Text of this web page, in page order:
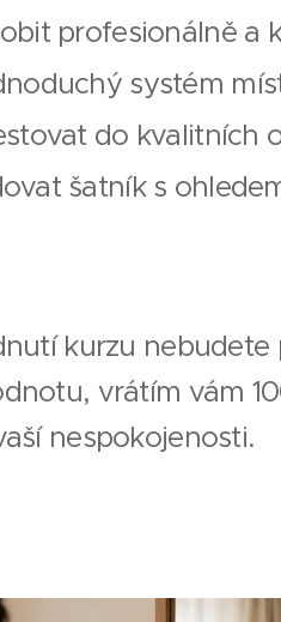
profesionálně a
systém
do kvalitních
šatník s
kurzu nebudete
vrátím vám
nespokojenosti.